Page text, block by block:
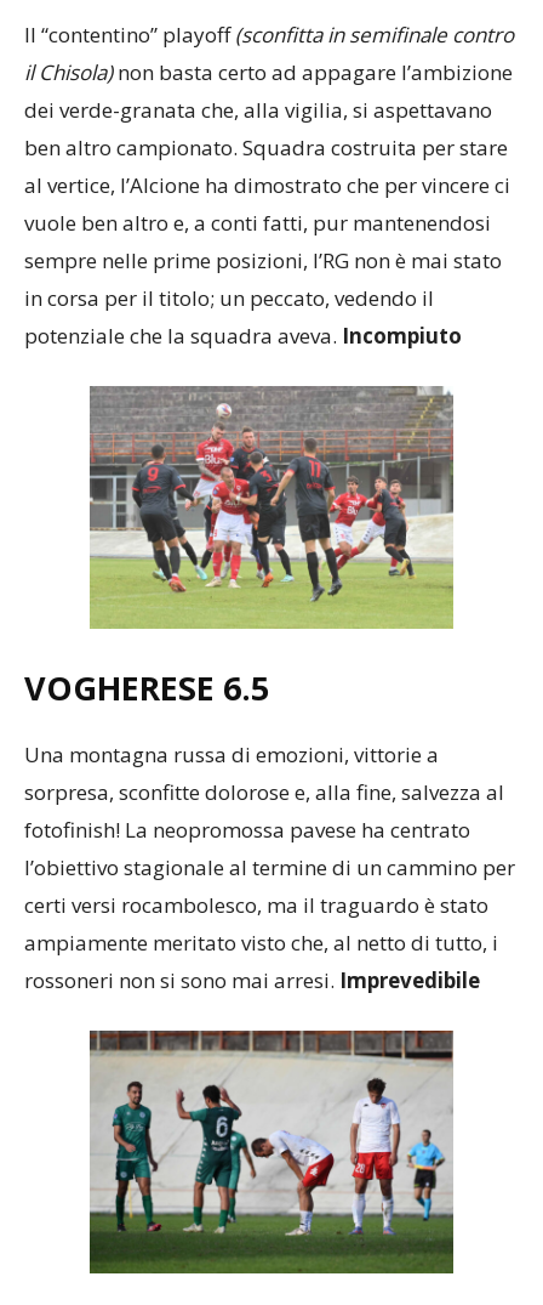
Il “contentino” playoff(sconfitta in semifinale contro
il Chisola)non basta certo ad appagare l’ambizione
dei verde-granata che, alla vigilia, si aspettavano
ben altro campionato. Squadra costruita per stare
al vertice, l’Alcione ha dimostrato che per vincere ci
vuole ben altro e, a conti fatti, pur mantenendosi
sempre nelle prime posizioni, l’RG non è mai stato
in corsa per il titolo; un peccato, vedendo il
potenziale che la squadra aveva. Incompiuto
VOGHERESE 6.5
Una montagna russa di emozioni, vittorie a
sorpresa, sconfitte dolorose e, alla fine, salvezza al
fotofinish! La neopromossa pavese ha centrato
l’obiettivo stagionale al termine di un cammino per
certi versi rocambolesco, ma il traguardo è stato
ampiamente meritato visto che, al netto di tutto, i
rossoneri non si sono mai arresi. Imprevedibile